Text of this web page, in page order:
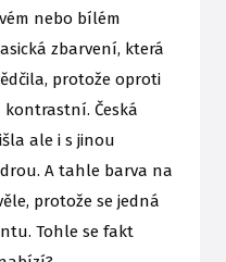
nebo bílém
zbarvení, která
protože oproti
Česká
ale i s jinou
A tahle barva na
protože se jedná
Tohle se fakt